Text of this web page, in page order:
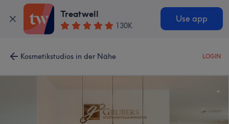
Treatwell
130K
Use app
Kosmetikstudios in der Nähe LOGIN